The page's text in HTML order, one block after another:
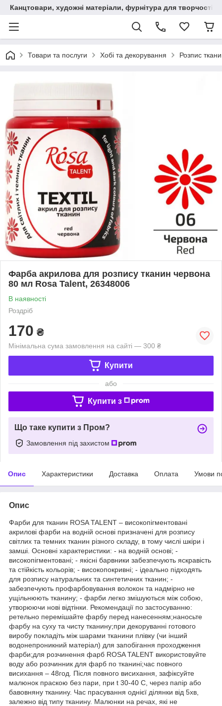
Канцтовари, художні матеріали, фурнітура для творчості
Товари та послуги Хобі та декорування Розпис
Фарба акрилова для розпису тканин червона
80 мл Rosa Talent, 26348006
В наявності
Роздріб
170 ₴
Мінімальна сума замовлення на сайті — 300 ₴
Купити
або
Купити з
Що таке купити з Пром?
Замовлення під захистом
Опис Характеристики Доставка Оплата Умови
Опис
Фарби для тканин ROSA TALENT – високопігментовані
акрилові фарби на водній основі призначені для розпису
світлих та темних тканин різного складу, в тому числі шкіри і
замші. Основні характеристики: - на водній основі; -
високопігментовані; - якісні барвники забезпечують яскравість
та стійкість кольорів; - високопокривні; - ідеально підходять
для розпису натуральних та синтетичних тканин; -
забезпечують профарбовування волокон та надмірно не
ущільнюють тканину; - фарби легко змішуються між собою,
утворюючи нові відтінки. Рекомендації по застосуванню:
ретельно перемішайте фарбу перед нанесенням;наносьте
фарбу на суху та чисту тканину;при декоруванні готового
виробу покладіть між шарами тканини плівку (чи інший
водонепроникний матеріал) для запобігання проходження
фарби;для розчинення фарб ROSA TALENT використовуйте
воду або розчинник для фарб по тканині;час повного
висихання – 48год. Після повного висихання, зафіксуйте
малюнок праскою без пари, при t 30-40 С, через папір або
бавовняну тканину. Час прасування однієї ділянки від 5хв,
залежно від типу тканину. Малюнки на речах, які не